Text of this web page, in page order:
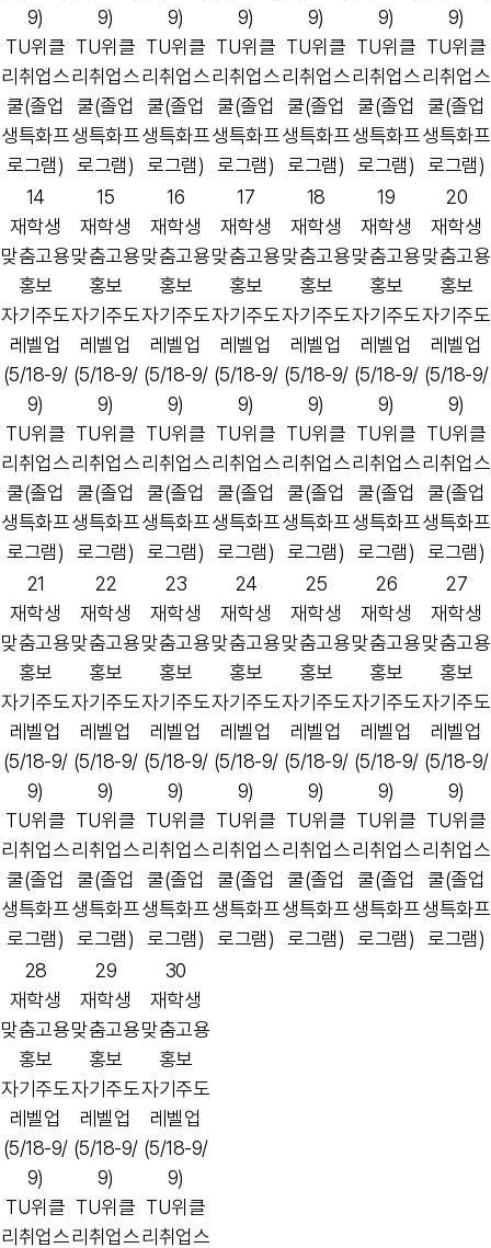
9)
TU위클
리취업스
쿨(졸업
생특화프
로그램)
9)
TU위클
리취업스
쿨(졸업
생특화프
로그램)
9)
TU위클
리취업스
쿨(졸업
생특화프
로그램)
9)
TU위클
리취업스
쿨(졸업
생특화프
로그램)
9)
TU위클
리취업스
쿨(졸업
생특화프
로그램)
9)
TU위클
리취업스
쿨(졸업
생특화프
로그램)
9)
TU위클
리취업스
쿨(졸업
생특화프
로그램)
14
재학생
맞춤고용
홍보
자기주도
레벨업
(5/18-9/
9)
TU위클
리취업스
쿨(졸업
생특화프
로그램)
15
재학생
맞춤고용
홍보
자기주도
레벨업
(5/18-9/
9)
TU위클
리취업스
쿨(졸업
생특화프
로그램)
16
재학생
맞춤고용
홍보
자기주도
레벨업
(5/18-9/
9)
TU위클
리취업스
쿨(졸업
생특화프
로그램)
17
재학생
맞춤고용
홍보
자기주도
레벨업
(5/18-9/
9)
TU위클
리취업스
쿨(졸업
생특화프
로그램)
18
재학생
맞춤고용
홍보
자기주도
레벨업
(5/18-9/
9)
TU위클
리취업스
쿨(졸업
생특화프
로그램)
19
재학생
맞춤고용
홍보
자기주도
레벨업
(5/18-9/
9)
TU위클
리취업스
쿨(졸업
생특화프
로그램)
20
재학생
맞춤고용
홍보
자기주도
레벨업
(5/18-9/
9)
TU위클
리취업스
쿨(졸업
생특화프
로그램)
21
재학생
맞춤고용
홍보
자기주도
레벨업
(5/18-9/
9)
TU위클
리취업스
쿨(졸업
생특화프
로그램)
22
재학생
맞춤고용
홍보
자기주도
레벨업
(5/18-9/
9)
TU위클
리취업스
쿨(졸업
생특화프
로그램)
23
재학생
맞춤고용
홍보
자기주도
레벨업
(5/18-9/
9)
TU위클
리취업스
쿨(졸업
생특화프
로그램)
24
재학생
맞춤고용
홍보
자기주도
레벨업
(5/18-9/
9)
TU위클
리취업스
쿨(졸업
생특화프
로그램)
25
재학생
맞춤고용
홍보
자기주도
레벨업
(5/18-9/
9)
TU위클
리취업스
쿨(졸업
생특화프
로그램)
26
재학생
맞춤고용
홍보
자기주도
레벨업
(5/18-9/
9)
TU위클
리취업스
쿨(졸업
생특화프
로그램)
27
재학생
맞춤고용
홍보
자기주도
레벨업
(5/18-9/
9)
TU위클
리취업스
쿨(졸업
생특화프
로그램)
28
재학생
맞춤고용
홍보
자기주도
레벨업
(5/18-9/
9)
TU위클
리취업스
29
재학생
맞춤고용
홍보
자기주도
레벨업
(5/18-9/
9)
TU위클
리취업스
30
재학생
맞춤고용
홍보
자기주도
레벨업
(5/18-9/
9)
TU위클
리취업스